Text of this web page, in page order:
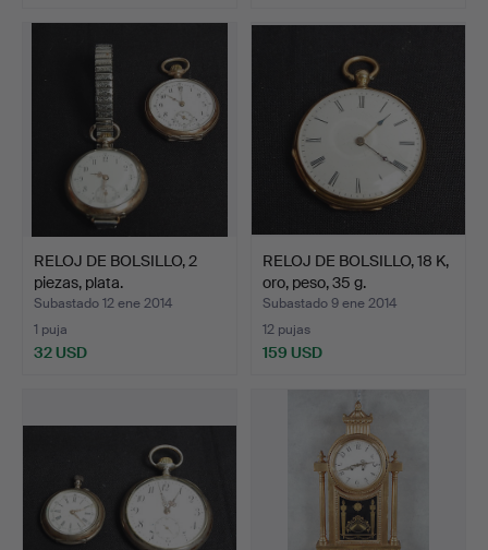
RELOJ DE BOLSILLO, 2
piezas, plata.
Subastado 12 ene 2014
1 puja
32 USD
RELOJ DE BOLSILLO, 18 K,
oro, peso, 35 g.
Subastado 9 ene 2014
12 pujas
159 USD